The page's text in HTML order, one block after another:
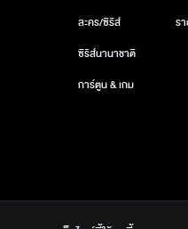
ละคร/ซีรีส์
ซีรีส์นานาชาติ
การ์ตูน & เกม
ร